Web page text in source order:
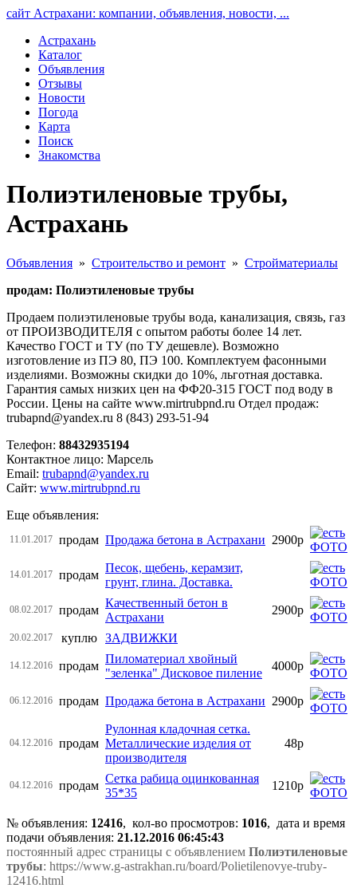
сайт Астрахани: компании, объявления, новости, ...
Астрахань
Каталог
Объявления
Отзывы
Новости
Погода
Карта
Поиск
Знакомства
Полиэтиленовые трубы,
Астрахань
Объявления » Строительство и ремонт » Стройматериалы
продам: Полиэтиленовые трубы
Продаем полиэтиленовые трубы вода, канализация, связь, газ
от ПРОИЗВОДИТЕЛЯ с опытом работы более 14 лет.
Качество ГОСТ и ТУ (по ТУ дешевле). Возможно
изготовление из ПЭ 80, ПЭ 100. Комплектуем фасонными
изделиями. Возможны скидки до 10%, льготная доставка.
Гарантия самых низких цен на ФФ20-315 ГОСТ под воду в
России. Цены на сайте www.mirtrubpnd.ru Отдел продаж:
trubapnd@yandex.ru 8 (843) 293-51-94
Телефон: 88432935194
Контактное лицо: Марсель
Email: trubapnd@yandex.ru
Сайт: www.mirtrubpnd.ru
Еще объявления:
11.01.2017 продам Продажа бетона в Астрахани 2900р
14.01.2017 продам
Песок, щебень, керамзит,
грунт, глина. Доставка.
08.02.2017 продам
Качественный бетон в
Астрахани
2900р
20.02.2017 куплю ЗАДВИЖКИ
14.12.2016 продам
Пиломатериал хвойный
"зеленка" Дисковое пиление
4000р
06.12.2016 продам Продажа бетона в Астрахани 2900р
04.12.2016 продам
Рулонная кладочная сетка.
Металлические изделия от
производителя
48р
04.12.2016 продам
Сетка рабица оцинкованная
35*35
1210р
№ объявления: 12416, кол-во просмотров: 1016, дата и время
подачи объявления: 21.12.2016 06:45:43
постоянный адрес страницы с объявлением Полиэтиленовые
трубы: https://www.g-astrakhan.ru/board/Polietilenovye-truby-
12416.html